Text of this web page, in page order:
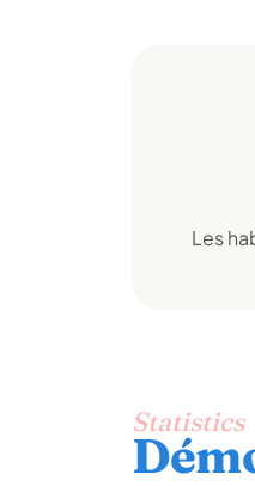
Les
Statistics